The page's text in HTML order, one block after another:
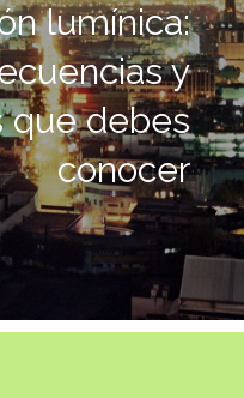
lumínica:
y
que debes
conocer